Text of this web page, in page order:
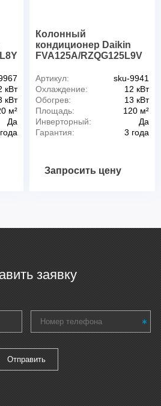
кВт
кВт
м²
Да
Колонный
кондиционер Daikin
FVA125A/RZQG125L9V
Артикул:
sku-9941
Охлаждение:
12 кВт
Обогрев:
13 кВт
Площадь:
120 м²
Инверторный:
Да
Гарантия:
3 года
Запросить цену
заявку